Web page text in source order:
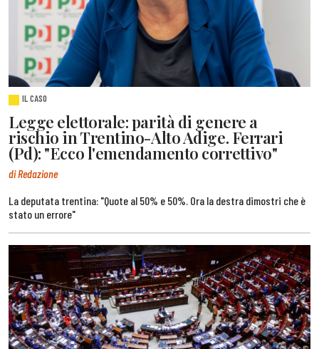
IL CASO
Legge elettorale: parità di genere a
rischio in Trentino-Alto Adige. Ferrari
(Pd): "Ecco l'emendamento correttivo"
di Redazione
La deputata trentina: "Quote al 50% e 50%. Ora la destra dimostri che è
stato un errore"